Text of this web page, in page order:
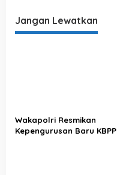
Jangan Lewatkan
Wakapolri Resmikan
Kepengurusan Baru KBPP